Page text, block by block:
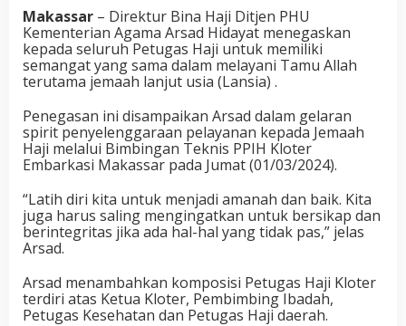
Makassar – Direktur Bina Haji Ditjen PHU
Kementerian Agama Arsad Hidayat menegaskan
kepada seluruh Petugas Haji untuk memiliki
semangat yang sama dalam melayani Tamu Allah
terutama jemaah lanjut usia (Lansia) .
Penegasan ini disampaikan Arsad dalam gelaran
spirit penyelenggaraan pelayanan kepada Jemaah
Haji melalui Bimbingan Teknis PPIH Kloter
Embarkasi Makassar pada Jumat (01/03/2024).
“Latih diri kita untuk menjadi amanah dan baik. Kita
juga harus saling mengingatkan untuk bersikap dan
berintegritas jika ada hal-hal yang tidak pas,” jelas
Arsad.
Arsad menambahkan komposisi Petugas Haji Kloter
terdiri atas Ketua Kloter, Pembimbing Ibadah,
Petugas Kesehatan dan Petugas Haji daerah.